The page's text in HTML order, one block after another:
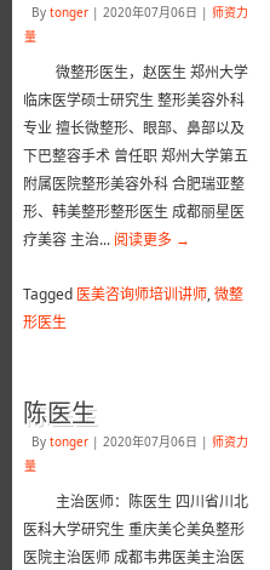
By tonger | 2020年07月06日 | 师资力
量
微整形医生，赵医生 郑州大学
临床医学硕士研究生 整形美容外科
专业 擅长微整形、眼部、鼻部以及
下巴整容手术 曾任职 郑州大学第五
附属医院整形美容外科 合肥瑞亚整
形、韩美整形整形医生 成都丽星医
疗美容 主治... 阅读更多 →
Tagged 医美咨询师培训讲师,微整
形医生
陈医生
By tonger | 2020年07月06日 | 师资力
量
主治医师：陈医生 四川省川北
医科大学研究生 重庆美仑美奂整形
医院主治医师 成都韦弗医美主治医